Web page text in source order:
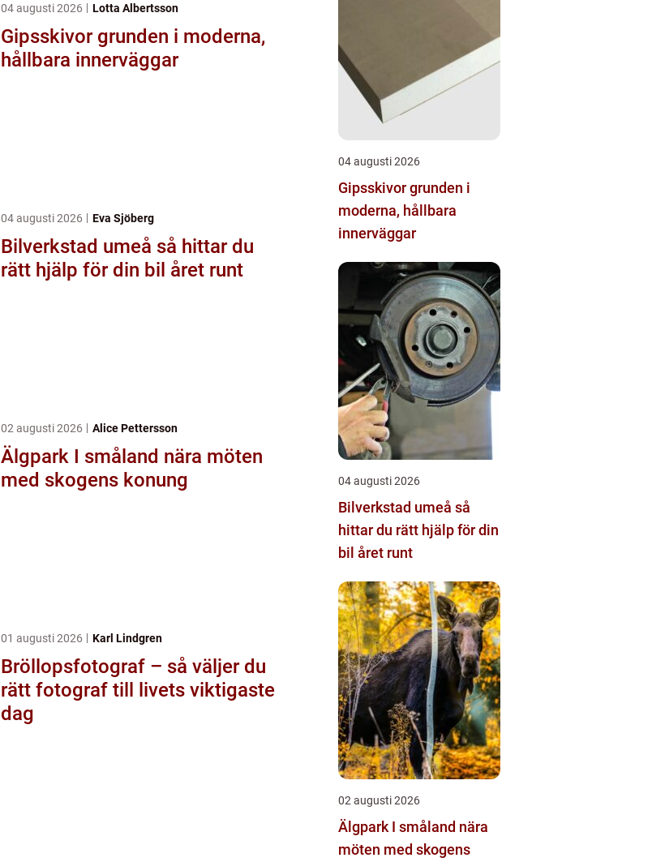
04 augusti 2026 Lotta Albertsson
Gipsskivor grunden i moderna,
hållbara innerväggar
04 augusti 2026 Eva Sjöberg
Bilverkstad umeå så hittar du
rätt hjälp för din bil året runt
02 augusti 2026 Alice Pettersson
Älgpark I småland nära möten
med skogens konung
01 augusti 2026 Karl Lindgren
Bröllopsfotograf – så väljer du
rätt fotograf till livets viktigaste
dag
04 augusti 2026
Gipsskivor grunden i
moderna, hållbara
innerväggar
04 augusti 2026
Bilverkstad umeå så
hittar du rätt hjälp för din
bil året runt
02 augusti 2026
Älgpark I småland nära
möten med skogens